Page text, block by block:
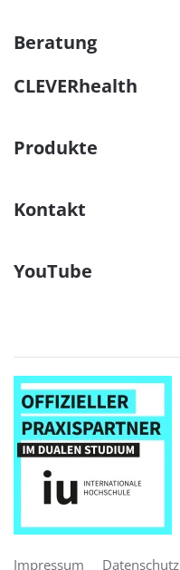
Beratung
CLEVERhealth
Produkte
Kontakt
YouTube
Impressum Datenschutz